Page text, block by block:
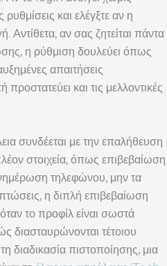
και ελέγξτε αν η
Αντίθετα, αν σας ζητείται πάντα
η ρύθμιση δουλεύει όπως
απαιτήσεις
και τις μελλοντικές
συνδέεται με την επαλήθευση
στοιχεία, όπως επιβεβαίωση
τηλεφώνου, μην τα
η διπλή επιβεβαίωση
το προφίλ είναι σωστά
διασταυρώνονται τέτοιου
διαδικασία πιστοποίησης, μια